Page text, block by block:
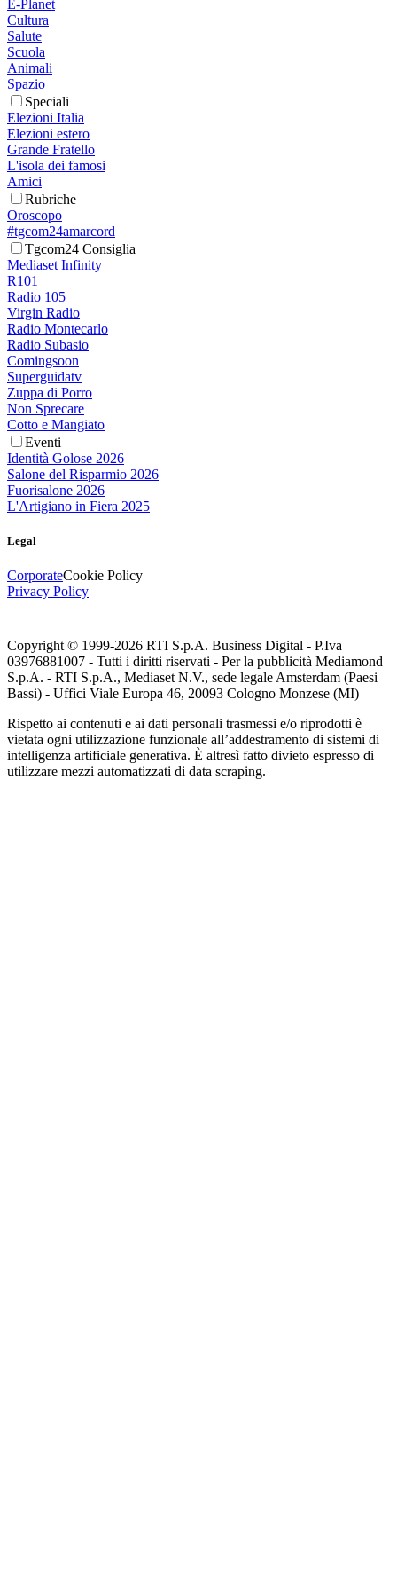
E-Planet
Cultura
Salute
Scuola
Animali
Spazio
Speciali
Elezioni Italia
Elezioni estero
Grande Fratello
L'isola dei famosi
Amici
Rubriche
Oroscopo
#tgcom24amarcord
Tgcom24 Consiglia
Mediaset Infinity
R101
Radio 105
Virgin Radio
Radio Montecarlo
Radio Subasio
Comingsoon
Superguidatv
Zuppa di Porro
Non Sprecare
Cotto e Mangiato
Eventi
Identità Golose 2026
Salone del Risparmio 2026
Fuorisalone 2026
L'Artigiano in Fiera 2025
Legal
CorporateCookie Policy
Privacy Policy
Copyright © 1999-2026 RTI S.p.A. Business Digital - P.Iva
03976881007 - Tutti i diritti riservati - Per la pubblicità Mediamond
S.p.A. - RTI S.p.A., Mediaset N.V., sede legale Amsterdam (Paesi
Bassi) - Uffici Viale Europa 46, 20093 Cologno Monzese (MI)
Rispetto ai contenuti e ai dati personali trasmessi e/o riprodotti è
vietata ogni utilizzazione funzionale all’addestramento di sistemi di
intelligenza artificiale generativa. È altresì fatto divieto espresso di
utilizzare mezzi automatizzati di data scraping.